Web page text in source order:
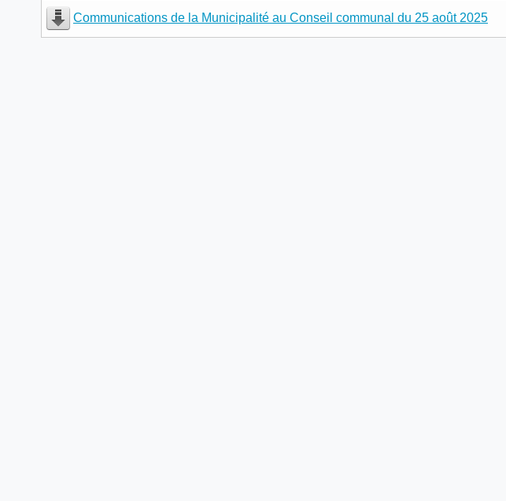
Communications de la Municipalité au Conseil communal du 25 août 2025